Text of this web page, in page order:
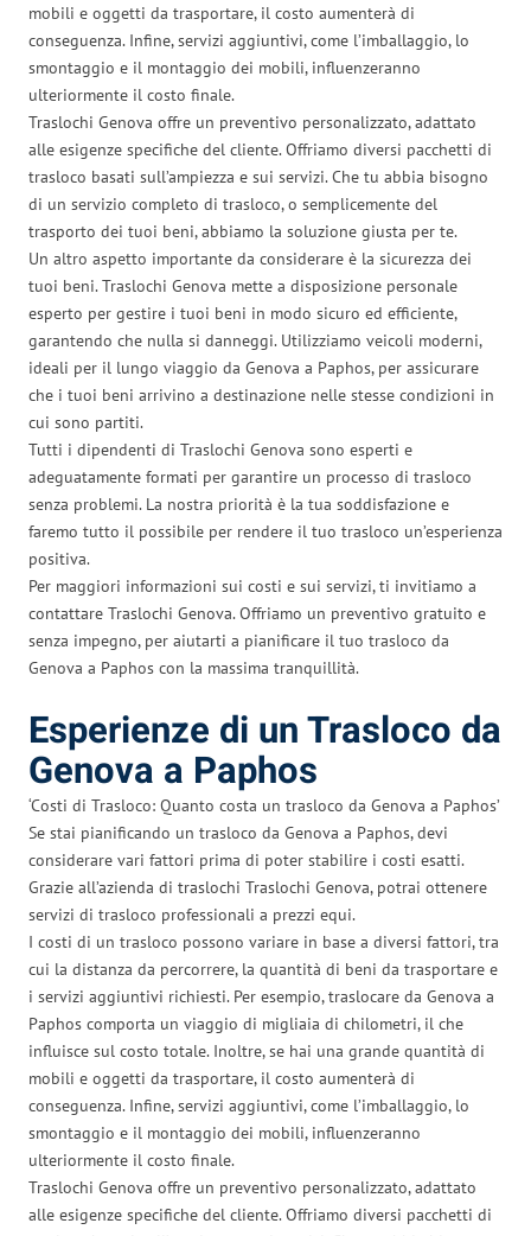
mobili e oggetti da trasportare, il costo aumenterà di
conseguenza. Infine, servizi aggiuntivi, come l’imballaggio, lo
smontaggio e il montaggio dei mobili, influenzeranno
ulteriormente il costo finale.
Traslochi Genova offre un preventivo personalizzato, adattato
alle esigenze specifiche del cliente. Offriamo diversi pacchetti di
trasloco basati sull’ampiezza e sui servizi. Che tu abbia bisogno
di un servizio completo di trasloco, o semplicemente del
trasporto dei tuoi beni, abbiamo la soluzione giusta per te.
Un altro aspetto importante da considerare è la sicurezza dei
tuoi beni. Traslochi Genova mette a disposizione personale
esperto per gestire i tuoi beni in modo sicuro ed efficiente,
garantendo che nulla si danneggi. Utilizziamo veicoli moderni,
ideali per il lungo viaggio da Genova a Paphos, per assicurare
che i tuoi beni arrivino a destinazione nelle stesse condizioni in
cui sono partiti.
Tutti i dipendenti di Traslochi Genova sono esperti e
adeguatamente formati per garantire un processo di trasloco
senza problemi. La nostra priorità è la tua soddisfazione e
faremo tutto il possibile per rendere il tuo trasloco un’esperienza
positiva.
Per maggiori informazioni sui costi e sui servizi, ti invitiamo a
contattare Traslochi Genova. Offriamo un preventivo gratuito e
senza impegno, per aiutarti a pianificare il tuo trasloco da
Genova a Paphos con la massima tranquillità.
Esperienze di un Trasloco da
Genova a Paphos
‘Costi di Trasloco: Quanto costa un trasloco da Genova a Paphos’
Se stai pianificando un trasloco da Genova a Paphos, devi
considerare vari fattori prima di poter stabilire i costi esatti.
Grazie all’azienda di traslochi Traslochi Genova, potrai ottenere
servizi di trasloco professionali a prezzi equi.
I costi di un trasloco possono variare in base a diversi fattori, tra
cui la distanza da percorrere, la quantità di beni da trasportare e
i servizi aggiuntivi richiesti. Per esempio, traslocare da Genova a
Paphos comporta un viaggio di migliaia di chilometri, il che
influisce sul costo totale. Inoltre, se hai una grande quantità di
mobili e oggetti da trasportare, il costo aumenterà di
conseguenza. Infine, servizi aggiuntivi, come l’imballaggio, lo
smontaggio e il montaggio dei mobili, influenzeranno
ulteriormente il costo finale.
Traslochi Genova offre un preventivo personalizzato, adattato
alle esigenze specifiche del cliente. Offriamo diversi pacchetti di